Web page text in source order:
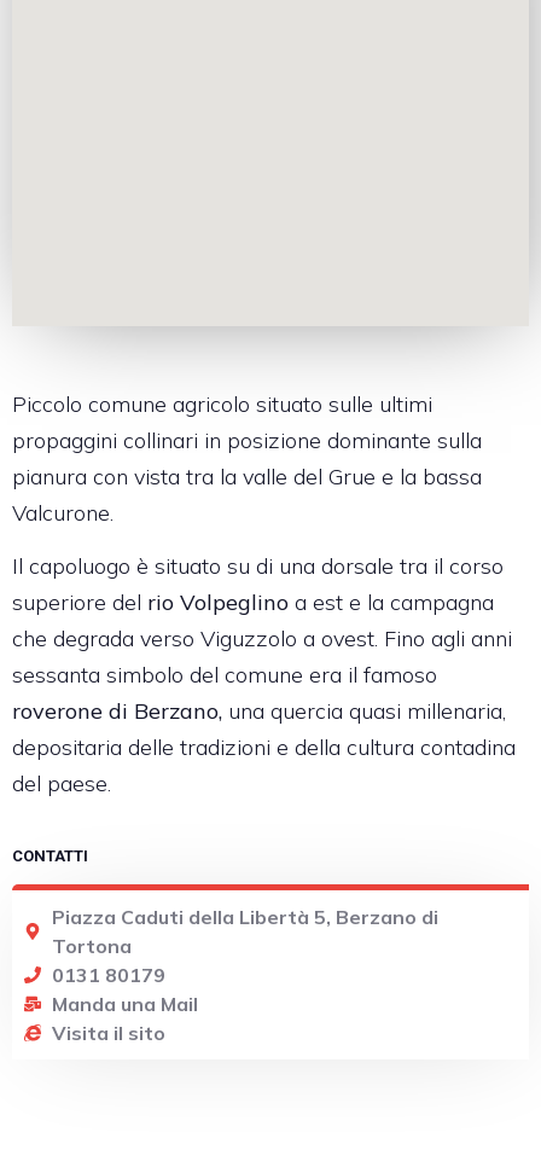
Piccolo comune agricolo situato sulle ultimi
propaggini collinari in posizione dominante sulla
pianura con vista tra la valle del Grue e la bassa
Valcurone.
Il capoluogo è situato su di una dorsale tra il corso
superiore del rio Volpeglino a est e la campagna
che degrada verso Viguzzolo a ovest. Fino agli anni
sessanta simbolo del comune era il famoso
roverone di Berzano, una quercia quasi millenaria,
depositaria delle tradizioni e della cultura contadina
del paese.
CONTATTI
Piazza Caduti della Libertà 5, Berzano di
Tortona
0131 80179
Manda una Mail
Visita il sito